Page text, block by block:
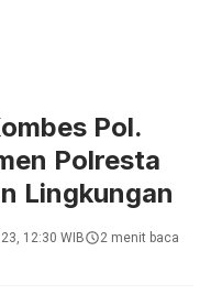
Pol.
Polresta
Lingkungan
12:30 WIB
2 menit baca